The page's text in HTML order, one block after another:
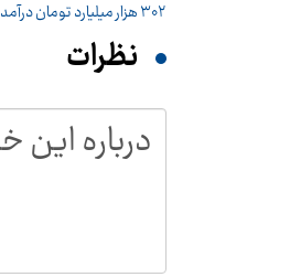
۳۰۲ هزار میلیارد تومان درآمد دولت از دست رفت!
نظرات